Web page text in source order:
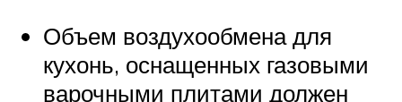
Объем воздухообмена для
кухонь, оснащенных газовыми
варочными плитами должен